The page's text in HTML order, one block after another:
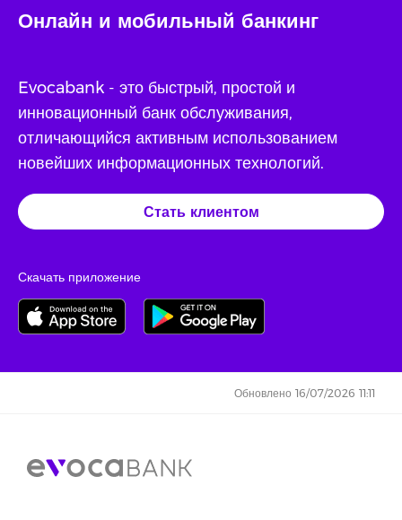
Онлайн и мобильный банкинг
Evocabank - это быстрый, простой и
инновационный банк обслуживания,
отличающийся активным использованием
новейших информационных технологий.
Стать клиентом
Скачать приложение
Обновлено 16/07/2026 11:11